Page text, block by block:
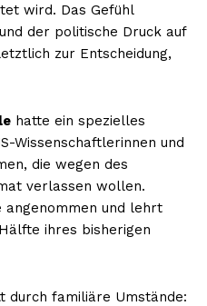
wird. Das Gefühl
der politische Druck auf
zur Entscheidung,
hatte ein spezielles
Wissenschaftlerinnen und
die wegen des
verlassen wollen.
und lehrt
ihres bisherigen
durch familiäre Umstände: